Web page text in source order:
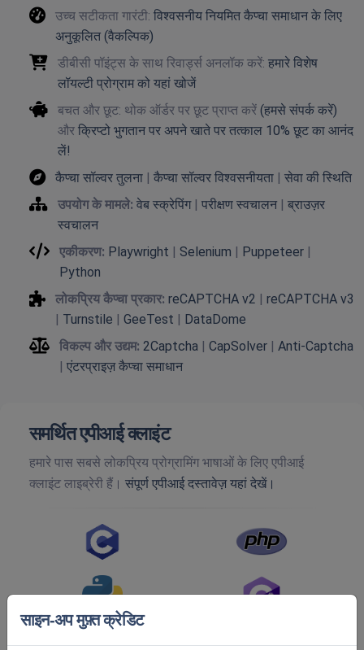
उच्च सटीकता गारंटी: विश्वसनीय नियमित कैप्चा समाधान के लिए
अनुकूलित (वैकल्पिक)
डीबीसी पॉइंट्स के साथ रिवार्ड्स अनलॉक करें: हमारे विशेष
लॉयल्टी प्रोग्राम को यहां खोजें
बचत और छूट: थोक ऑर्डर पर छूट प्राप्त करें (हमसे संपर्क करें)
और क्रिप्टो भुगतान पर अपने खाते पर तत्काल 10% छूट का आनंद
लें!
कैप्चा सॉल्वर तुलना | कैप्चा सॉल्वर विश्वसनीयता | सेवा की स्थिति
उपयोग के मामले: वेब स्क्रेपिंग| परीक्षण स्वचालन | ब्राउज़र
स्वचालन
एकीकरण: Playwright | Selenium | Puppeteer |
Python
लोकप्रिय कैप्चा प्रकार: reCAPTCHA v2 | reCAPTCHA v3
| Turnstile | GeeTest | DataDome
विकल्प और उद्यम: 2Captcha | CapSolver | Anti-Captcha
| एंटरप्राइज़ कैप्चा समाधान
समर्थित एपीआई क्लाइंट
हमारे पास सबसे लोकप्रिय प्रोग्रामिंग भाषाओं के लिए एपीआई
क्लाइंट लाइब्रेरी हैं। संपूर्ण एपीआई दस्तावेज़ यहां देखें।
साइन-अप मुफ़्त क्रेडिट